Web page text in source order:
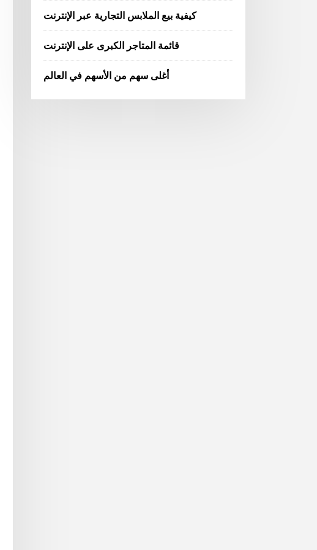
كيفية بيع الملابس التجارية عبر الإنترنت
قائمة المتاجر الكبرى على الإنترنت
أغلى سهم من الأسهم في العالم